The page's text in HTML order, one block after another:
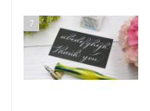
7